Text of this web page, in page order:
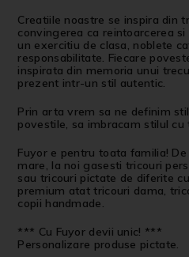
Creatiile noastre se inspira din
convingerea ca reintoarcerea
un exercitiu de clasa, noblete
responsabilitate. Fiecare
inspirata din memoria unui
prezent intr-un stil autentic.
Prin arta vrem sa ne definim
povestile, sa imbracam stilul
Fuyor e pentru toata familia!
mare, la noi gasesti tricouri
sau tricouri pictate de diferite
premium atat tricouri dama,
copii handmade.
*** Cu Fuyor devii unic! ***
Personalizare produse pictate.